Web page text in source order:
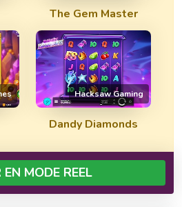
The Gem Master
Hacksaw Gaming
Dandy Diamonds
EN MODE REEL